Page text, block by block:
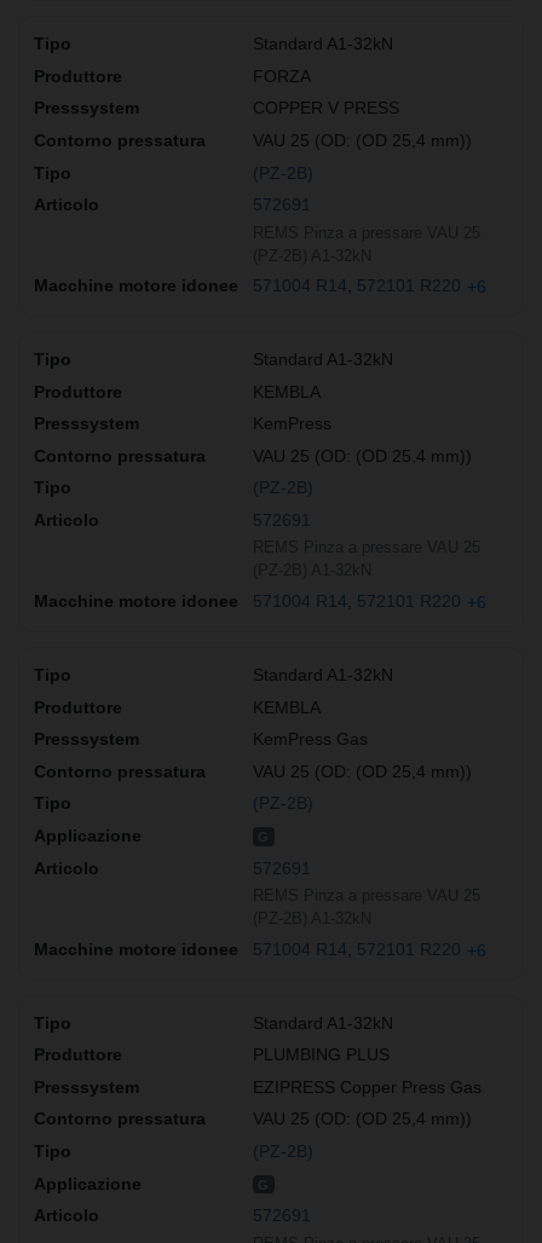
Standard A1-32kN
FORZA
COPPER V PRESS
VAU 25 (OD: (OD 25,4 mm))
(PZ-2B)
572691
571004 R14 572101 R220 +6
Standard A1-32kN
KEMBLA
KemPress
VAU 25 (OD: (OD 25,4 mm))
(PZ-2B)
572691
571004 R14 572101 R220 +6
Standard A1-32kN
KEMBLA
KemPress Gas
VAU 25 (OD: (OD 25,4 mm))
(PZ-2B)
572691
571004 R14 572101 R220 +6
Standard A1-32kN
PLUMBING PLUS
EZIPRESS Copper Press Gas
VAU 25 (OD: (OD 25,4 mm))
(PZ-2B)
572691